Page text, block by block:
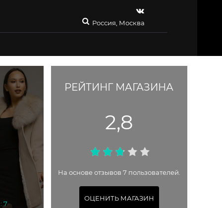
Россия, Москва
7
РЕЙТИНГ МАГАЗИНА
2,8
На основе отзывов 7 пользователей.
ОЦЕНИТЬ МАГАЗИН